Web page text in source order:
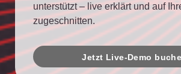
unterstützt – live erklärt und auf
zugeschnitten.
Jetzt Live-Demo